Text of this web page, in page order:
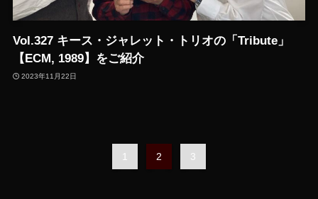
Vol.327 キース・ジャレット・トリオの「Tribute」
【ECM, 1989】をご紹介
2023年11月22日
1 2 3